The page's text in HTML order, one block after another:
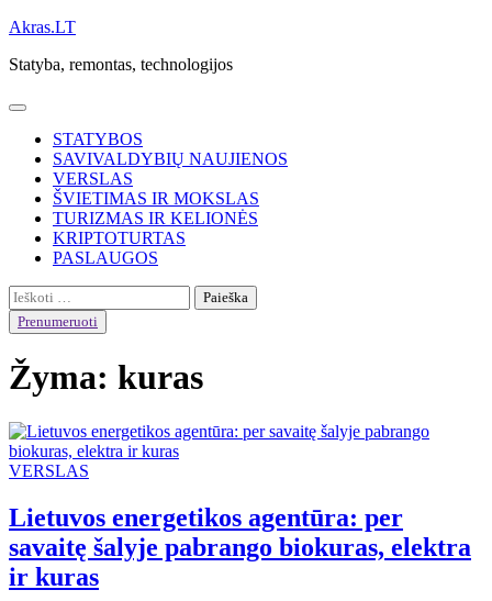
Skip
content
Akras.LT
Statyba, remontas, technologijos
STATYBOS
SAVIVALDYBIŲ NAUJIENOS
VERSLAS
ŠVIETIMAS IR MOKSLAS
TURIZMAS IR KELIONĖS
KRIPTOTURTAS
PASLAUGOS
Ieškoti:
Prenumeruoti
Žyma: kuras
VERSLAS
Lietuvos energetikos agentūra: per
savaitę šalyje pabrango biokuras, elektra
ir kuras